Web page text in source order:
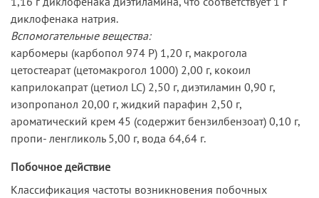
диклофенака натрия.
Вспомогательные вещества:
карбомеры (карбопол 974 Р) 1,20 г, макрогола
цетостеарат (цетомакрогол 1000) 2,00 г, кокоил
каприлокапрат (цетиол LC) 2,50 г, диэтиламин 0,90 г,
изопропанол 20,00 г, жидкий парафин 2,50 г,
ароматический крем 45 (содержит бензилбензоат) 0,10 г,
пропи- ленгликоль 5,00 г, вода 64,64 г.
Побочное действие
Классификация частоты возникновения побочных